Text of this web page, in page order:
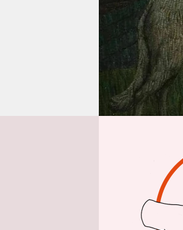
abo
genossenschaft
epaper login